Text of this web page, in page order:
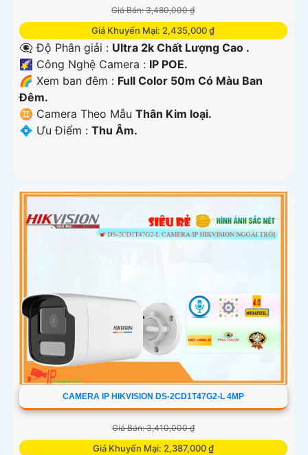
Giá Bán: 3,480,000 ₫
Giá Khuyến Mại: 2,435,000 ₫
👁️‍🗨 Độ Phân giải : Ultra 2k Chất Lượng Cao .
🌠 Công Nghệ Camera : IP POE.
🌈 Xem ban đêm : Full Color 50m Có Màu Ban
Ðêm.
♊ Camera Theo Mẫu Thân Kim loại.
️💠 Ưu Điểm : Thu Âm.
CAMERA IP HIKVISION DS-2CD1T47G2-L 4MP
Giá Bán: 3,410,000 ₫
Giá Khuyến Mại: 2,387,000 ₫